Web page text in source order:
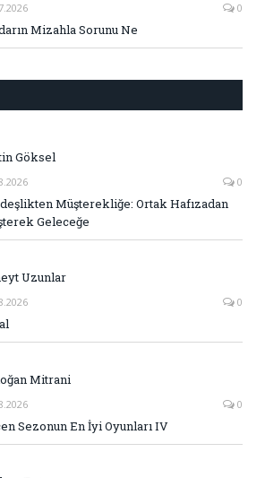
0
Mizahla Sorunu Ne
Göksel
0
Müşterekliğe: Ortak Hafızadan
Geleceğe
Uzunlar
0
Mitrani
0
Sezonun En İyi Oyunları IV